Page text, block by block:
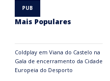
Mais Populares
Coldplay em Viana do Castelo na
Gala de encerramento da Cidade
Europeia do Desporto